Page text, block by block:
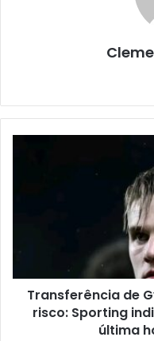
Transferência de
risco: Sporting
última